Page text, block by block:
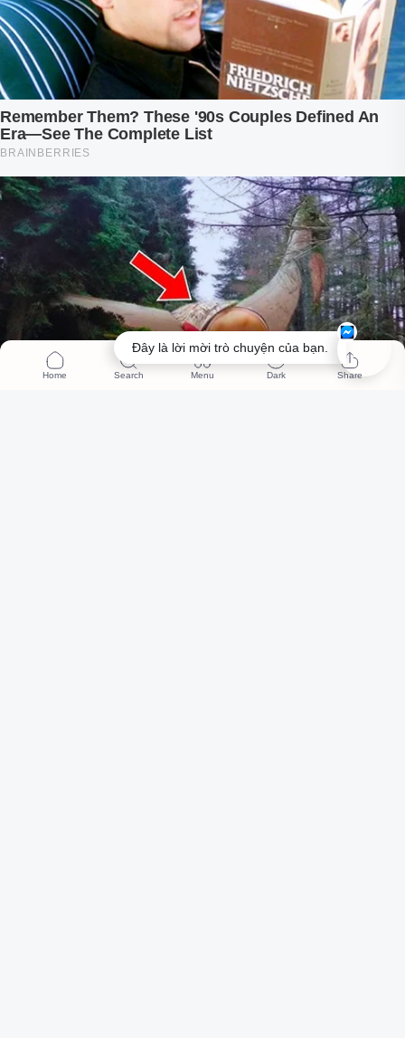
Đây là lời mời trò chuyện của bạn.